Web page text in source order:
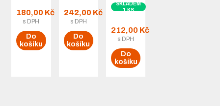
180,00 Kč
s DPH
Do
košíku
242,00 Kč
s DPH
Do
košíku
vahadlům)
SKLADEM
1 KS
212,00 Kč
s DPH
Do
košíku